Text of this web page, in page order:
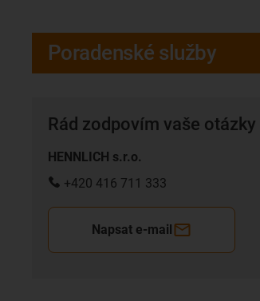
Poradenské služby
Rád zodpovím vaše
HENNLICH s.r.o.
+420 416 711 333
Napsat e-mail